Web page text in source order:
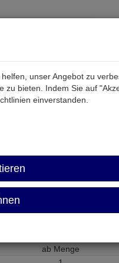
Strom Tab &
63MHz 17V/µs =
ab Menge
unser Angebot zu
zu bieten. Indem Sie auf
einverstanden.